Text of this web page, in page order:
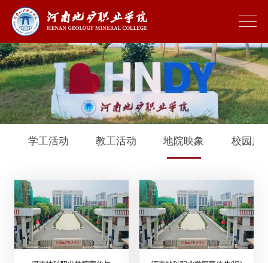
学工活动 教工活动 地院映象 校园风